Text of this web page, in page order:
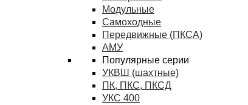
Модульные
Самоходные
Передвижные (ПКСА)
АМУ
Популярные серии
УКВШ (шахтные)
ПК, ПКС, ПКСД
УКС 400